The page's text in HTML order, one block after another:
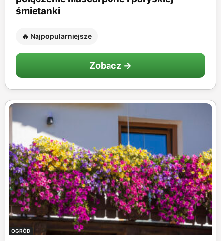
śmietanki
🔥 Najpopularniejsze
Zobacz →
OGRÓD